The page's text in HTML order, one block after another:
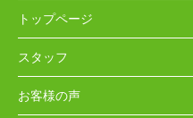
トップページ
スタッフ
お客様の声